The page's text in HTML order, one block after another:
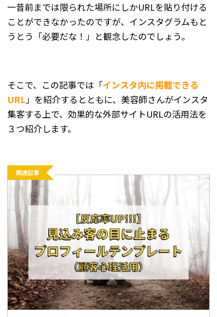
一昔前までは限られた場所にしかURLを貼り付ける
ことができなかったのですが、インスタグラムもと
うとう「必要だな！」と観念したのでしょう。
そこで、この記事では「インスタ内に掲載できる
URL」を紹介するとともに、美容師さんがインスタ
集客する上で、効果的な外部サイトURLの活用法を
３つ紹介します。
関連記事